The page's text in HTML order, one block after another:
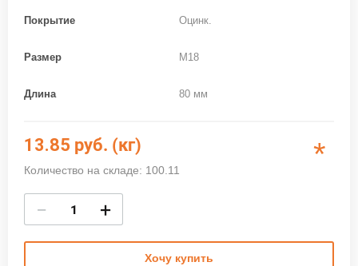
Покрытие Оцинк.
Размер M18
Длина 80 мм
13.85 руб. (кг)
Количество на складе: 100.11 *
− +
Хочу купить